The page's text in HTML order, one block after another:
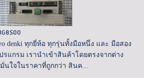
denki ทุกยี่ห้อ ทุกรุ่นทั้งมือหนึ่ง และ มือสอง
แกรม เรานำเข้าสินค้าโดยตรงจากต่าง
นใจในราคาที่ถูกกว่า สินค...